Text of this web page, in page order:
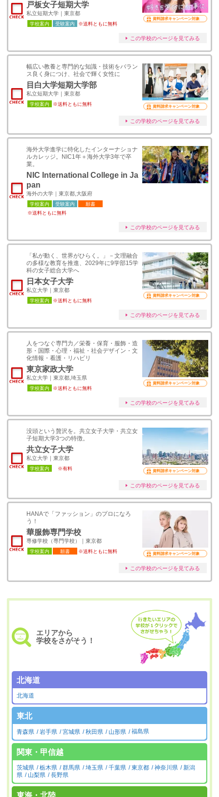
戸板女子短期大学
私立短期大学｜東京都
学校案内 受験案内 ※送料ともに無料
資料請求キャンペーン対象
この学校のページを見てみる
幅広い教養と専門的な知識・技術をバラン
ス良く身につけ、社会で輝く女性に
目白大学短期大学部
私立短期大学｜東京都
学校案内 ※送料ともに無料 資料請求キャンペーン対象
この学校のページを見てみる
海外大学進学に特化したインターナショナ
ルカレッジ。NIC1年＋海外大学3年で卒
業。
NIC International College in Ja
pan
海外の大学｜東京都,大阪府
学校案内 受験案内
願書
※送料ともに無料
この学校のページを見てみる
「私が動く、世界がひらく。」－文理融合
の多様な教育を推進、2029年に9学部15学
科の女子総合大学へ
日本女子大学
私立大学｜東京都
学校案内 ※送料ともに無料
資料請求キャンペーン対象
この学校のページを見てみる
人をつなぐ専門力／栄養・保育・服飾・造
形・国際・心理・福祉・社会デザイン・文
化情報・看護・リハビリ
東京家政大学
私立大学｜東京都,埼玉県
学校案内 ※送料ともに無料
資料請求キャンペーン対象
この学校のページを見てみる
没頭という贅沢を。共立女子大学・共立女
子短期大学3つの特徴。
共立女子大学
私立大学｜東京都
学校案内 ※有料 資料請求キャンペーン対象
この学校のページを見てみる
HANAで「ファッション」のプロになろ
う！
華服飾専門学校
専修学校（専門学校）｜東京都
学校案内 願書 ※送料ともに無料 資料請求キャンペーン対象
この学校のページを見てみる
エリアから
学校をさがそう！
北海道
北海道
東北
青森県 岩手県 宮城県 秋田県 山形県 福島県
関東・甲信越
茨城県 栃木県 群馬県 埼玉県 千葉県 東京都 神奈川県
新潟
県
山梨県 長野県